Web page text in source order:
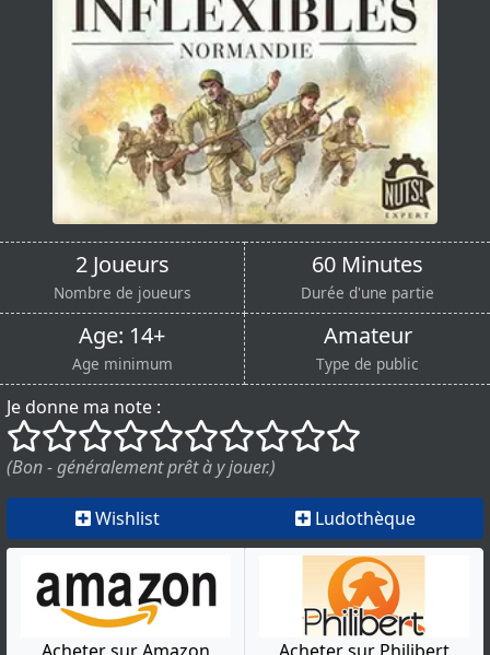
2 Joueurs
Nombre de joueurs
60 Minutes
Durée d'une partie
Age: 14+
Age minimum
Amateur
Type de public
Je donne ma note :
()
() () () () () () () ()
()
(Bon - généralement prêt à y jouer.)
Wishlist Ludothèque